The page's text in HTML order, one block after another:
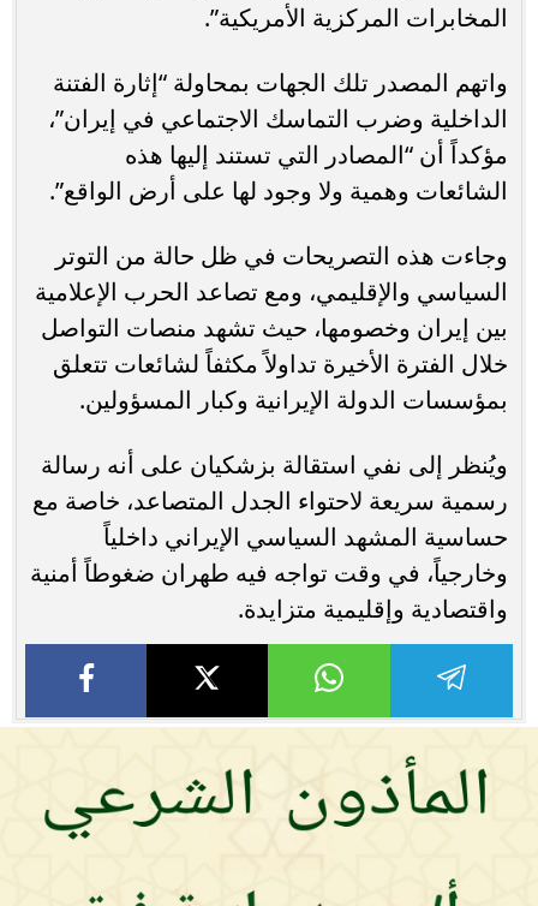
المخابرات المركزية الأمريكية”.
واتهم المصدر تلك الجهات بمحاولة “إثارة الفتنة
الداخلية وضرب التماسك الاجتماعي في إيران”،
مؤكداً أن “المصادر التي تستند إليها هذه
الشائعات وهمية ولا وجود لها على أرض الواقع”.
وجاءت هذه التصريحات في ظل حالة من التوتر
السياسي والإقليمي، ومع تصاعد الحرب الإعلامية
بين إيران وخصومها، حيث تشهد منصات التواصل
خلال الفترة الأخيرة تداولاً مكثفاً لشائعات تتعلق
بمؤسسات الدولة الإيرانية وكبار المسؤولين.
ويُنظر إلى نفي استقالة بزشكيان على أنه رسالة
رسمية سريعة لاحتواء الجدل المتصاعد، خاصة مع
حساسية المشهد السياسي الإيراني داخلياً
وخارجياً، في وقت تواجه فيه طهران ضغوطاً أمنية
واقتصادية وإقليمية متزايدة.